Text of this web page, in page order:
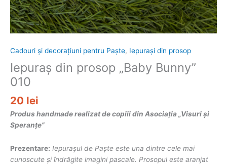
Cadouri și decorațiuni pentru Paște, Iepurași din prosop
Iepuraș din prosop „Baby Bunny”
010
20 lei
Produs handmade realizat de copiii din Asociația „Visuri și
Speranțe”
Prezentare: Iepurașul de Paște este una dintre cele mai
cunoscute şi îndrăgite imagini pascale. Prosopul este aranjat